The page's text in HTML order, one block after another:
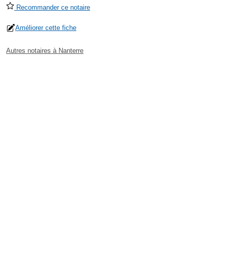
Recommander ce notaire
Améliorer cette fiche
Autres notaires à Nanterre